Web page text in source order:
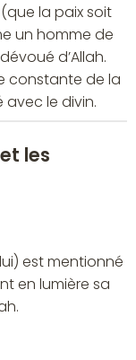
la paix soit
un homme de
d’Allah.
constante de la
le divin.
les
est mentionné
en lumière sa